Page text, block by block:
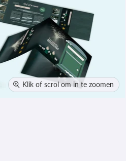
Klik of scrol om in te zoomen